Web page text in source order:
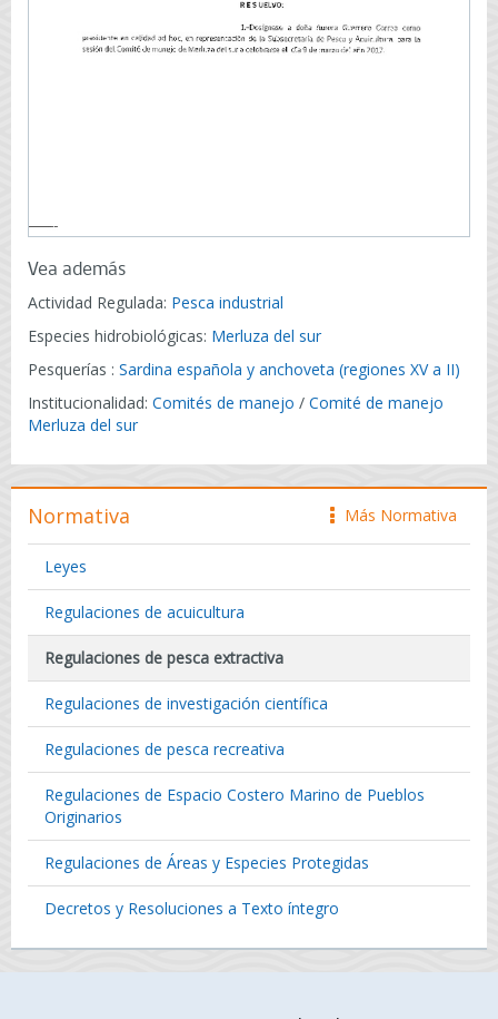
Vea además
Actividad Regulada: Pesca industrial
Especies hidrobiológicas: Merluza del sur
Pesquerías : Sardina española y anchoveta (regiones XV a II)
Institucionalidad: Comités de manejo / Comité de manejo
Merluza del sur
icono
Más Normativa
Normativa
Leyes
Regulaciones de acuicultura
Regulaciones de pesca extractiva
Regulaciones de investigación científica
Regulaciones de pesca recreativa
Regulaciones de Espacio Costero Marino de Pueblos
Originarios
Regulaciones de Áreas y Especies Protegidas
Decretos y Resoluciones a Texto íntegro